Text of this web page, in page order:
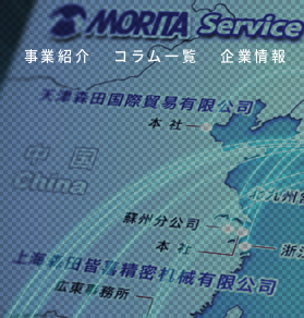
事業紹介 コラム一覧 企業情報